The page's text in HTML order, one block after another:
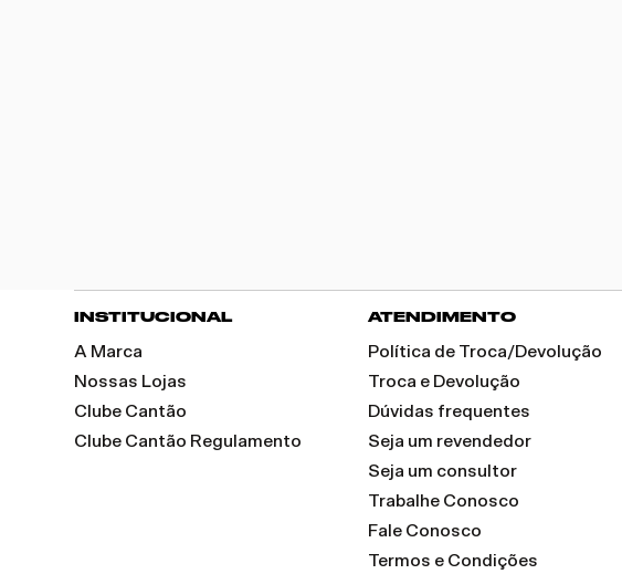
INSTITUCIONAL
A Marca
Nossas Lojas
Clube Cantão
Clube Cantão Regulamento
ATENDIMENTO
Política de Troca/Devolução
Troca e Devolução
Dúvidas frequentes
Seja um revendedor
Seja um consultor
Trabalhe Conosco
Fale Conosco
Termos e Condições